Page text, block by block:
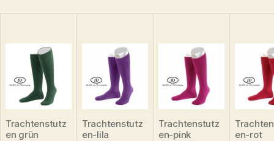
Trachtenstutz
en grün
Trachtenstutz
en-lila
Trachtenstutz
en-pink
en-rot